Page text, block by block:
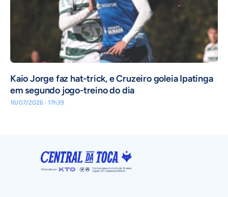
Kaio Jorge faz hat-trick, e Cruzeiro goleia Ipatinga
em segundo jogo-treino do dia
16/07/2026 · 17h39